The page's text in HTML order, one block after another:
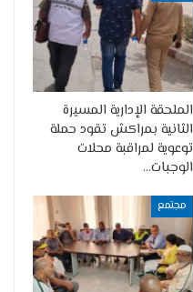
الملحقة الإدارية المسيرة
الثانية بمراكش تقود حملة
توعوية لمراقبة محلات
الوجبات…
مجتمع